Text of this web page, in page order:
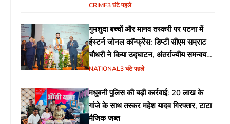
CRIME3 घंटे पहले
गुमशुदा बच्चों और मानव तस्करी पर पटना में
ईस्टर्न जोनल कॉन्फ्रेंस: डिप्टी सीएम सम्राट
चौधरी ने किया उद्घाटन, अंतर्राज्यीय समन्वय
पर जोर
NATIONAL3 घंटे पहले
मधुबनी पुलिस की बड़ी कार्रवाई: 20 लाख के
गांजे के साथ तस्कर महेश यादव गिरफ्तार, टाटा
मैजिक जब्त